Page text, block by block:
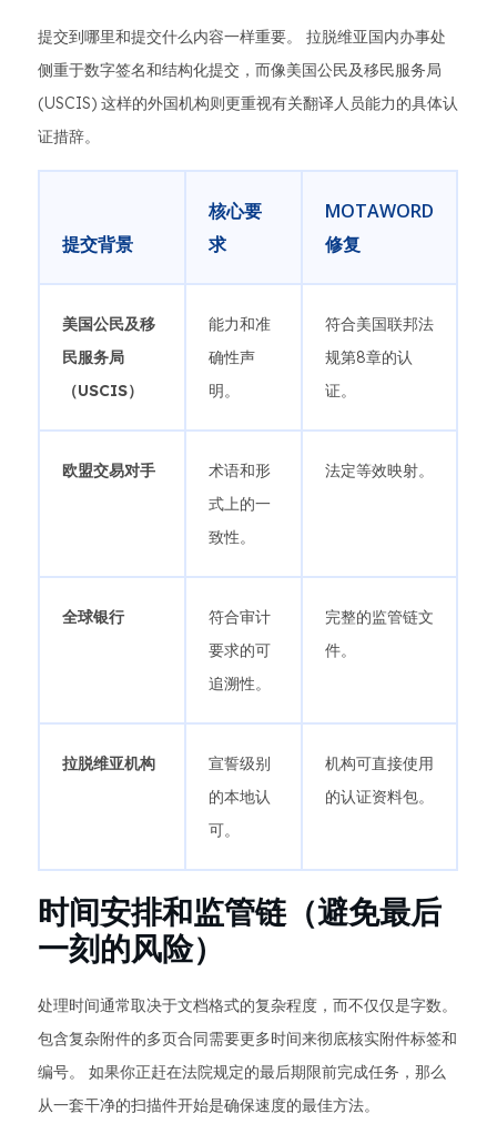
提交到哪里和提交什么内容一样重要。 拉脱维亚国内办事处
侧重于数字签名和结构化提交，而像美国公民及移民服务局
(USCIS) 这样的外国机构则更重视有关翻译人员能力的具体认
证措辞。
提交背景
核心要
求
MOTAWORD
修复
美国公民及移
民服务局
（USCIS）
能力和准
确性声
明。
符合美国联邦法
规第8章的认
证。
欧盟交易对手
术语和形
式上的一
致性。
法定等效映射。
全球银行
符合审计
要求的可
追溯性。
完整的监管链文
件。
拉脱维亚机构
宣誓级别
的本地认
可。
机构可直接使用
的认证资料包。
时间安排和监管链（避免最后
一刻的风险）
处理时间通常取决于文档格式的复杂程度，而不仅仅是字数。
包含复杂附件的多页合同需要更多时间来彻底核实附件标签和
编号。 如果你正赶在法院规定的最后期限前完成任务，那么
从一套干净的扫描件开始是确保速度的最佳方法。